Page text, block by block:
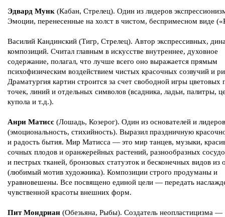
Эдвард Мунк (Кабан, Стрелец). Один из лидеров
Эмоции, перенесенные на холст в чистом, беспримесном виде
Василий Кандинский (Тигр, Стрелец). Автор экспрессивных,
композиций. Считал главным в искусстве внутреннее, духовное
содержание, полагал, что лучше всего оно выражается прямым
психофизическим воздействием чистых красочных созвучий и
Драматургия картин строится за счет свободной игры цветовых
точек, линий и отдельных символов (всадника, ладьи, палитры,
купола и т.д.).
Анри Матисс (Лошадь, Козерог). Один из основателей и
(эмоциональность, стихийность). Выразил праздничную
и радость бытия. Мир Матисса — это мир танцев, музыки,
сочных плодов и оранжерейных растений, разнообразных
и пестрых тканей, бронзовых статуэток и бесконечных видов из
(любимый мотив художника). Композиции строго продуманы и
уравновешены. Все посвящено единой цели — передать
чувственной красоты внешних форм.
Пит Мондриан (Обезьяна, Рыбы). Создатель неопластицизма —